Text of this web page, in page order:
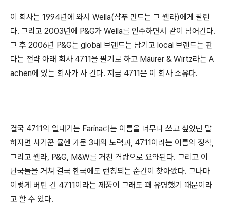
이 회사는 1994년에 와서 Wella(샴푸 만드는 그 웰라)에게 팔린
다. 그리고 2003년에 P&G가 Wella를 인수하면서 같이 넘어간다.
그 후 2006년 P&G는 global 브랜드는 남기고 local 브랜드는 판
다는 전략 아래 회사 4711을 팔기로 하고 Mäurer & Wirtz라는 A
achen에 있는 회사가 사 간다. 지금 4711은 이 회사 소유다.
결국 4711의 일대기는 Farina라는 이름을 너무나 쓰고 싶었던 말
하자면 사기꾼 뮬헨 가문 3대의 노력과, 4711이라는 이름의 정착,
그리고 웰라, P&G, M&W를 거친 격랑으로 요약된다. 그리고 이
난국들을 거쳐 결국 한국에도 런칭되는 순간이 찾아왔다. 그나마
이렇게 버틴 건 4711이라는 제품이 그래도 꽤 유명했기 때문이라
고 할 수 있다.